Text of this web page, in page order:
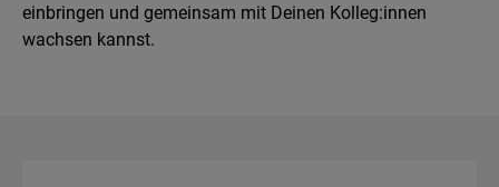
einbringen und gemeinsam mit Deinen Kolleg:innen
wachsen kannst.